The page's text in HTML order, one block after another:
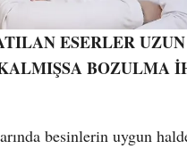
ESERLER
BOZULMA
besinlerin uygun